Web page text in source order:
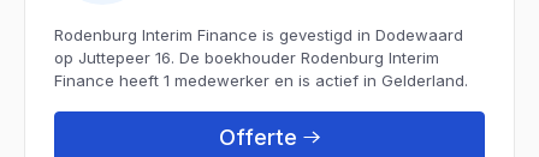
Rodenburg Interim Finance is gevestigd in Dodewaard
op Juttepeer 16. De boekhouder Rodenburg Interim
Finance heeft 1 medewerker en is actief in Gelderland.
Offerte